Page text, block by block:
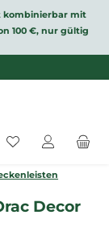
kombinierbar mit
100 €, nur gültig
Du hast 0
Decor